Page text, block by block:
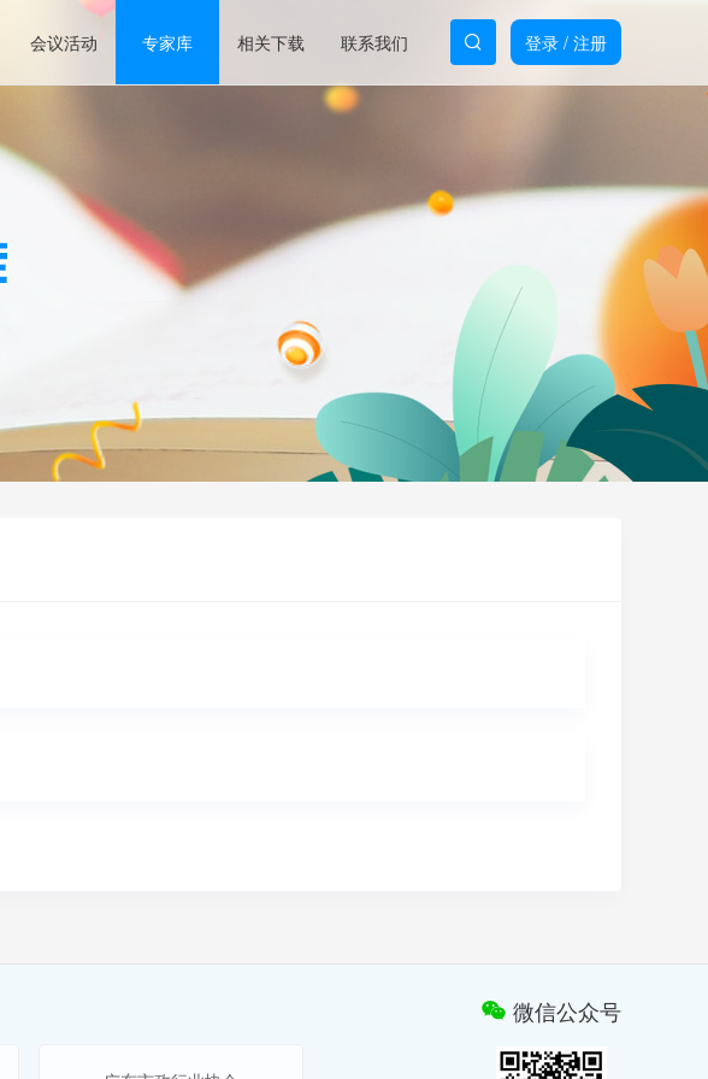
会议活动 专家库 相关下载 联系我们  登录 / 注册
微信公众号